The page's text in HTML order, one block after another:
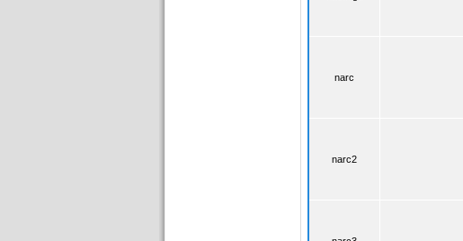
narc
narc2